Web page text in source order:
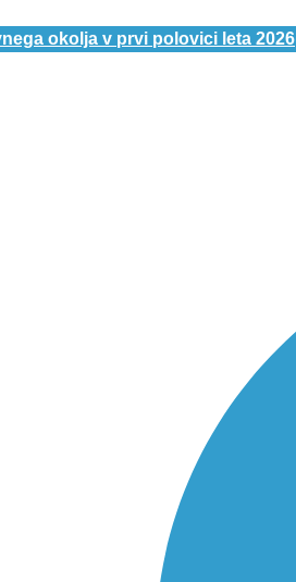
okolja v prvi polovici leta 2026